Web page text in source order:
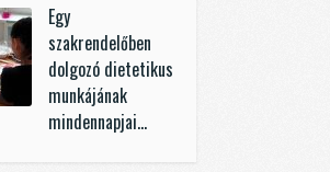
Egy
szakrendelőben
dolgozó dietetikus
munkájának
mindennapjai…